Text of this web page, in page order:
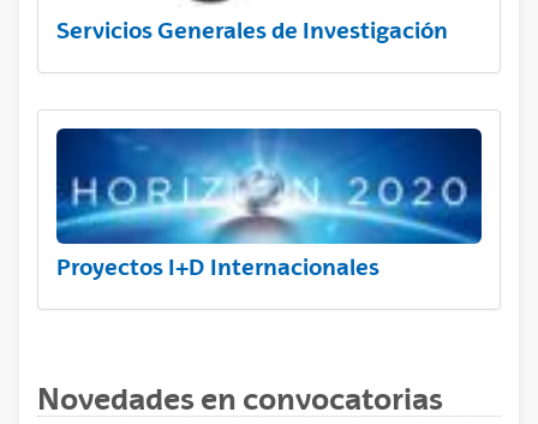
Servicios Generales de Investigación
Proyectos I+D Internacionales
Novedades en convocatorias